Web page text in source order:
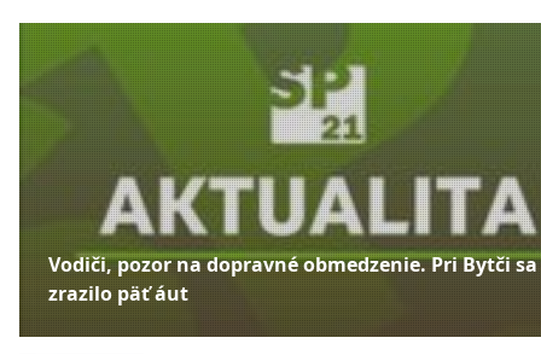
Vodiči, pozor na dopravné obmedzenie. Pri Bytči sa
zrazilo päť áut